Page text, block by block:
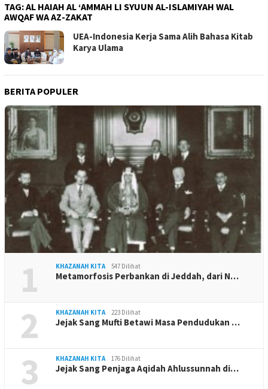
TAG:AL HAIAH AL ‘AMMAH LI SYUUN AL-ISLAMIYAH WAL
AWQAF WA AZ-ZAKAT
UEA-Indonesia Kerja Sama Alih Bahasa Kitab
Karya Ulama
BERITA POPULER
1 KHAZANAH KITA 547 Dilihat
Metamorfosis Perbankan di Jeddah, dari N…
2 KHAZANAH KITA 223 Dilihat
Jejak Sang Mufti Betawi Masa Pendudukan …
3 KHAZANAH KITA 176 Dilihat
Jejak Sang Penjaga Aqidah Ahlussunnah di…